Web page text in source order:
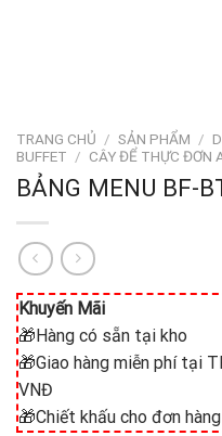
TRANG CHỦ / SẢN PHẨM /
BUFFET / CÂY ĐỂ THỰC ĐƠN
BẢNG MENU BF-
Khuyến Mãi
🎁Hàng có sẵn tại kho
🎁Giao hàng miễn phí tại
VNĐ
🎁Chiết khấu cho đơn